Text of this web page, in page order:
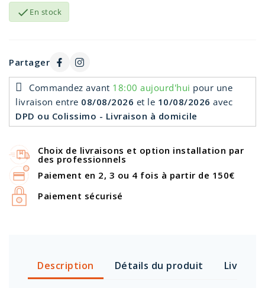
 En stock
Partager
Commandez avant 18:00 aujourd'hui pour une
livraison entre 08/08/2026 et le 10/08/2026 avec
DPD ou Colissimo - Livraison à domicile
Choix de livraisons et option installation par
des professionnels
Paiement en 2, 3 ou 4 fois à partir de 150€
Paiement sécurisé
Description Détails du produit